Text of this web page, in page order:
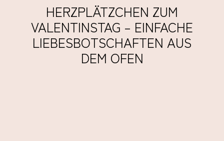
HERZPLÄTZCHEN ZUM
VALENTINSTAG – EINFACHE
LIEBESBOTSCHAFTEN AUS
DEM OFEN